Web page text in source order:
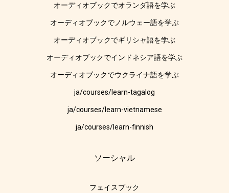
オーディオブックでオランダ語を学ぶ
オーディオブックでノルウェー語を学ぶ
オーディオブックでギリシャ語を学ぶ
オーディオブックでインドネシア語を学ぶ
オーディオブックでウクライナ語を学ぶ
ja/courses/learn-tagalog
ja/courses/learn-vietnamese
ja/courses/learn-finnish
ソーシャル
フェイスブック